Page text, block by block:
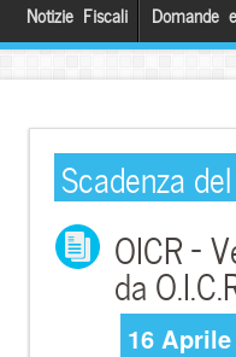
Notizie Fiscali Domande
Scadenza
OICR –
da
16 Aprile